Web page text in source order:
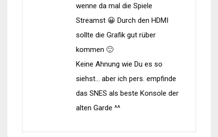
wenne da mal die Spiele
Streamst 😀 Durch den HDMI
sollte die Grafik gut rüber
kommen 🙂
Keine Ahnung wie Du es so
siehst… aber ich pers. empfinde
das SNES als beste Konsole der
alten Garde ^^